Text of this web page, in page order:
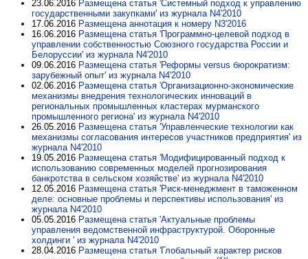
23.06.2016 Размещена статья 'Системный подход к управлению
государственными закупками' из журнала N4'2010
17.06.2016 Размещена аннотация к номеру N3'2016
16.06.2016 Размещена статья 'Программно-целевой подход в
управлении собственностью Союзного государства России и
Белоруссии' из журнала N4'2010
09.06.2016 Размещена статья 'Реформы versus бюрократизм:
зарубежный опыт' из журнала N4'2010
02.06.2016 Размещена статья 'Организационно-экономические
механизмы внедрения технологических инноваций в
региональных промышленных кластерах мурманского
промышленного региона' из журнала N4'2010
26.05.2016 Размещена статья 'Управленческие технологии как
механизмы согласования интересов участников предприятия' из
журнала N4'2010
19.05.2016 Размещена статья 'Модифицированный подход к
использованию современных моделей прогнозирования
банкротства в сельском хозяйстве' из журнала N4'2010
12.05.2016 Размещена статья 'Риск-менеджмент в таможенном
деле: основные проблемы и перспективы использования' из
журнала N4'2010
05.05.2016 Размещена статья 'Актуальные проблемы
управления ведомственной инфраструктурой. Оборонные
холдинги ' из журнала N4'2010
28.04.2016 Размещена статья 'Глобальный характер рисков